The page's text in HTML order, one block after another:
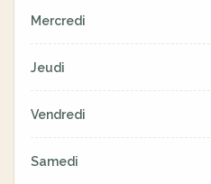
Mercredi
Jeudi
Vendredi
Samedi